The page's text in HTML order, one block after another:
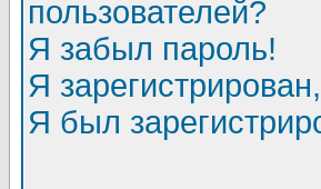
пользователей?
Я забыл пароль!
Я
Я был